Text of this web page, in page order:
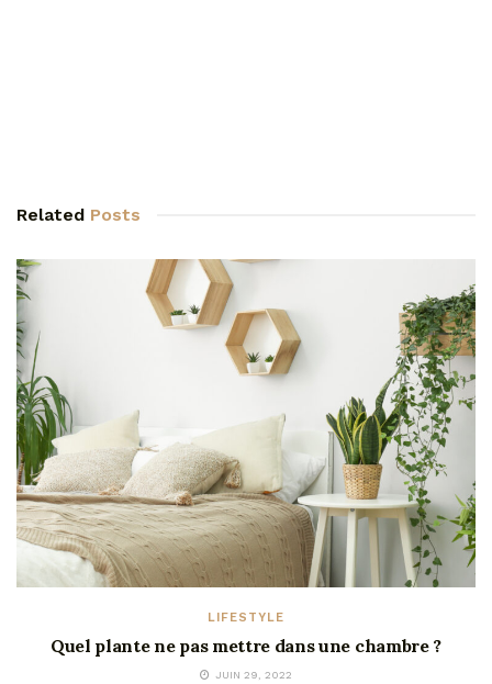
Related Posts
LIFESTYLE
Quel plante ne pas mettre dans une chambre ?
JUIN 29, 2022